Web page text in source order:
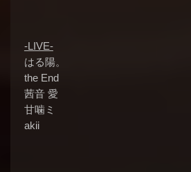
-LIVE-
はる陽。
the End
茜音 愛
甘噛ミ
akii